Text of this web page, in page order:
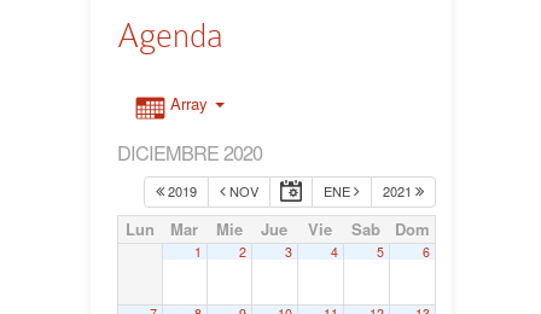
Agenda
Array
DICIEMBRE 2020
2019 NOV ENE 2021
Lun Mar Mie Jue Vie Sab Dom
1 2 3 4 5 6